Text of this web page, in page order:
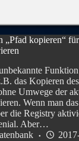
„Pfad kopieren“ für
das Kopieren
Umwege der
Wenn man
die Registry
Aber…